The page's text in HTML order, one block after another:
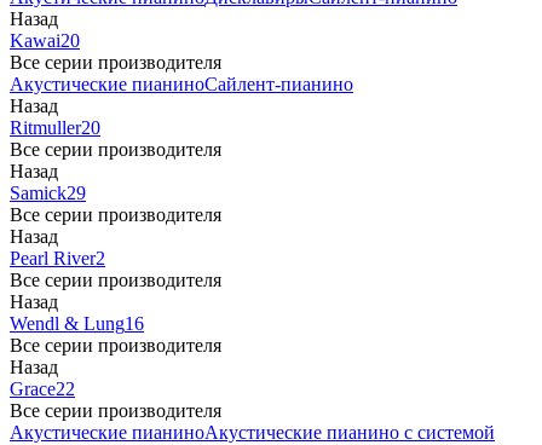
Назад
Kawai20
Все серии производителя
Акустические пианиноСайлент-пианино
Назад
Ritmuller20
Все серии производителя
Назад
Samick29
Все серии производителя
Назад
Pearl River2
Все серии производителя
Назад
Wendl & Lung16
Все серии производителя
Назад
Grace22
Все серии производителя
Акустические пианиноАкустические пианино с системой